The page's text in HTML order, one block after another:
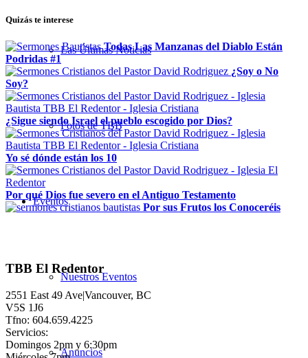
Las Últimas Noticias
Fotos de TBB
Eventos
Nuestros Eventos
Anuncios
Quizás te interese
Todas Las Manzanas del Diablo Están
Podridas #1
¿Soy o No
Soy?
¿Sigue siendo Israel el pueblo escogido por Dios?
Yo sé dónde están los 10
Por qué Dios fue severo en el Antiguo Testamento
Por sus Frutos los Conoceréis
TBB El Redentor
2551 East 49 Ave|Vancouver, BC
V5S 1J6
Tfno: 604.659.4225
Servicios:
Domingos 2pm y 6:30pm